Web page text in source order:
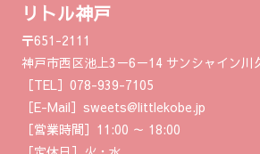
リトル神戸
〒651-2111
神戸市西区池上3－6－14 サンシャイン川
［TEL］078-939-7105
［E-Mail］sweets@littlekobe.jp
［営業時間］11:00 ～ 18:00